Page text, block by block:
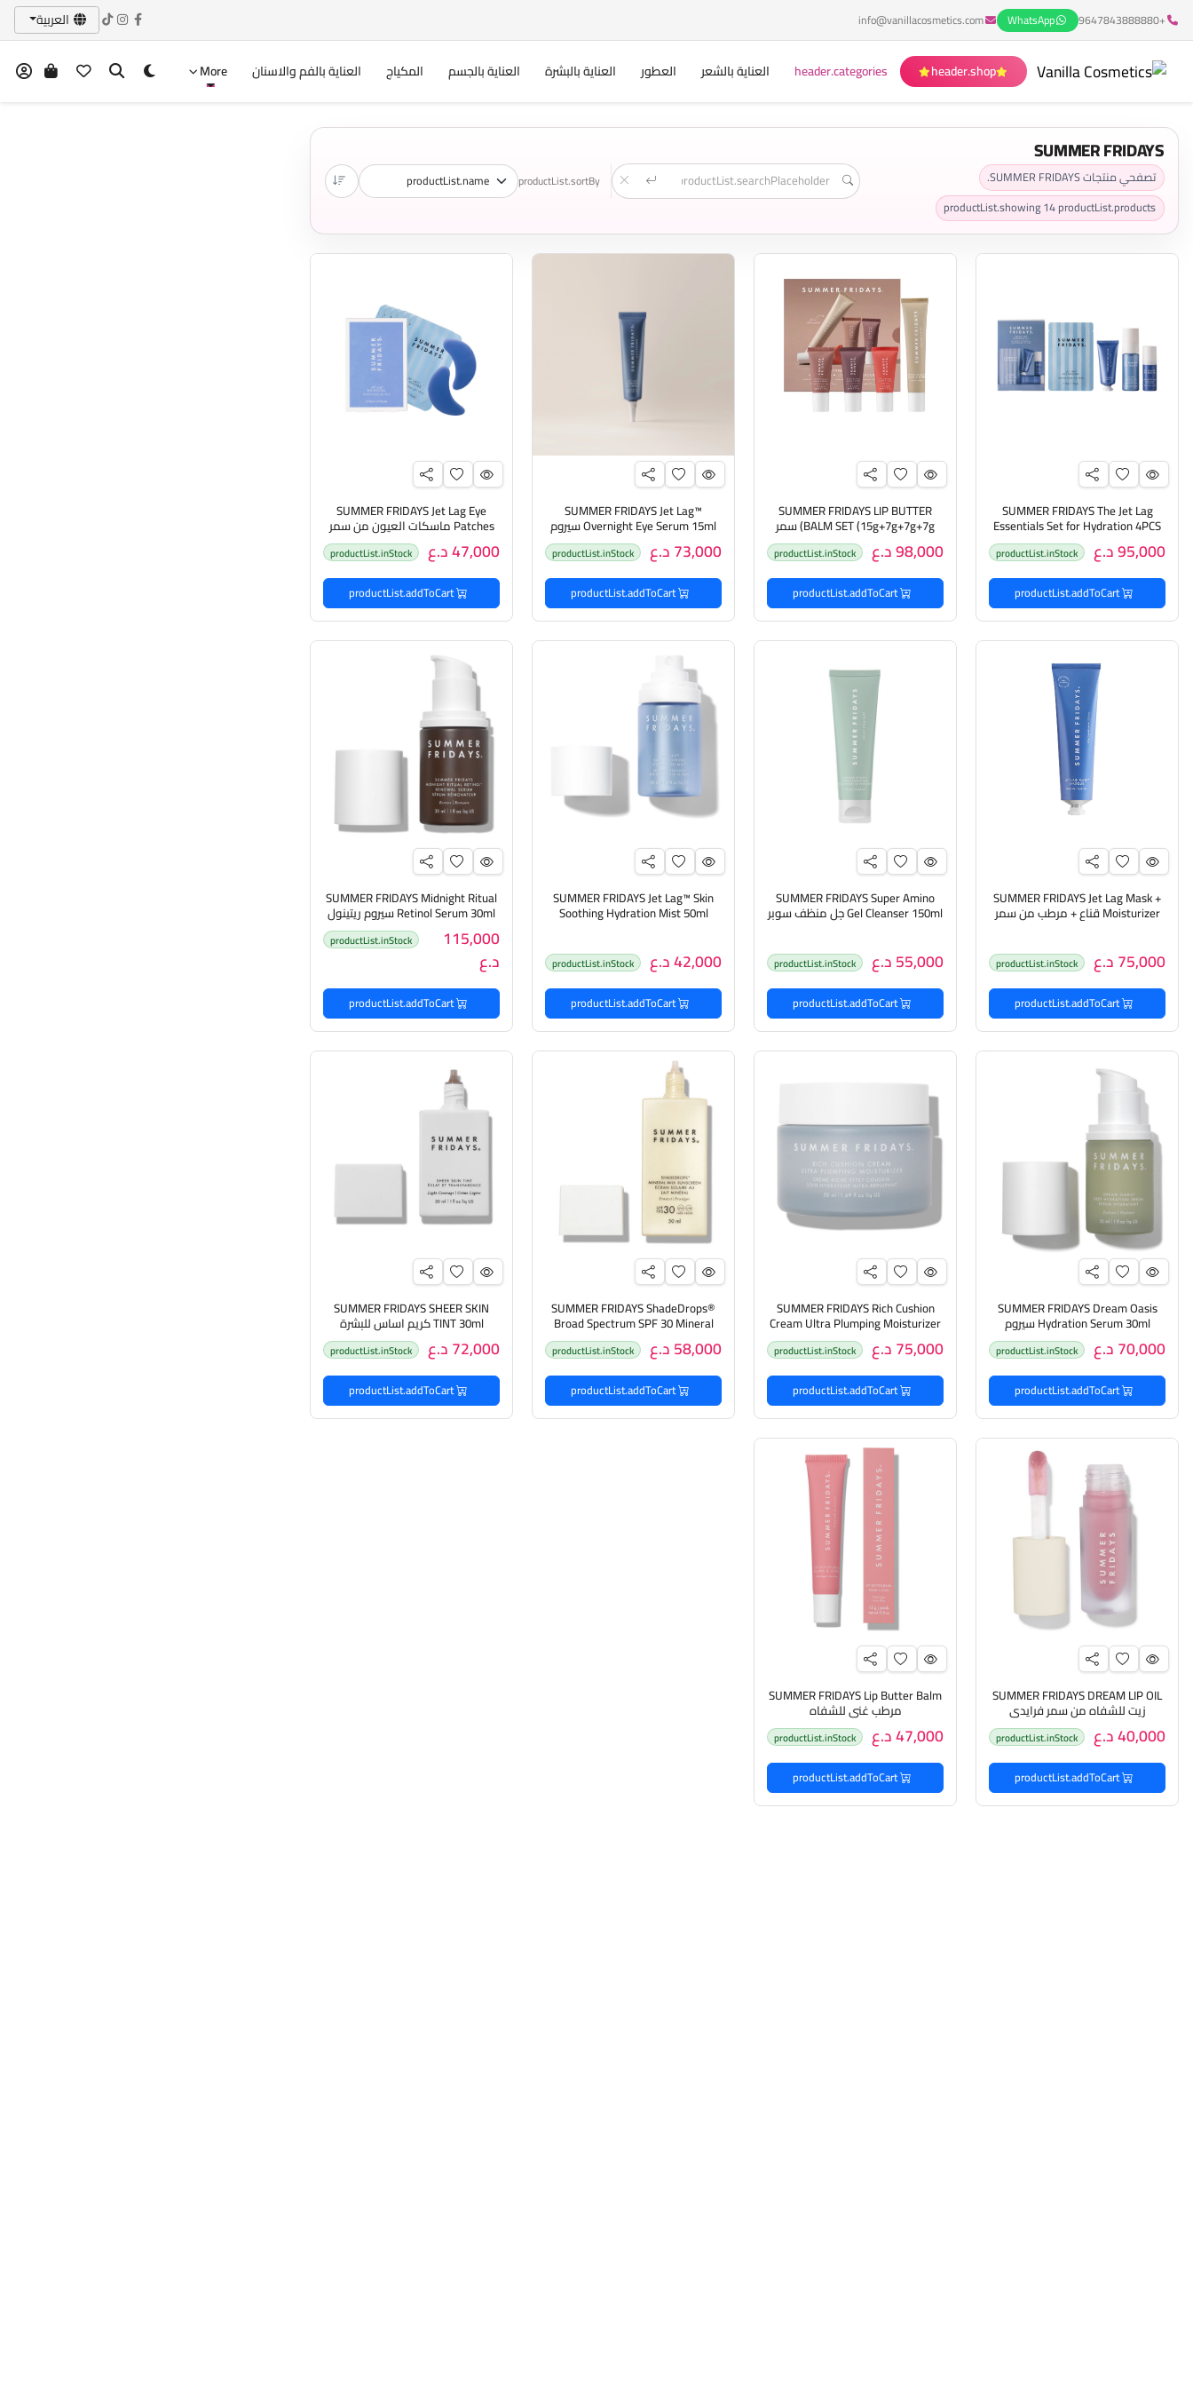
+9647843888880
WhatsApp
info@vanillacosmetics.com العربية
header.shop
header.categories العناية بالشعر العطور العناية بالبشرة العناية بالجسم المكياج العناية بالفم والاسنان More
SUMMER FRIDAYS
تصفحي منتجات SUMMER FRIDAYS.
productList.showing14productList.products
productList.sortBy
SUMMER FRIDAYS The Jet Lag
Essentials Set for Hydration 4PCS
سمر فرايديز مجموعة أساسيات
الترطيب 95,000 د.ع productList.inStock
productList.addToCart
SUMMER FRIDAYS LIP BUTTER
BALM SET (15g+7g+7g+7g) سمر
فرايدي مجموعة العناية بالشفاه
98,000 د.ع productList.inStock
productList.addToCart
SUMMER FRIDAYS Jet Lag™
Overnight Eye Serum 15ml سيروم
العيون الليلي من سمر فرايديز
73,000 د.ع productList.inStock
productList.addToCart
SUMMER FRIDAYS Jet Lag Eye
Patches ماسكات العيون من سمر
فرايديز 47,000 د.ع productList.inStock
productList.addToCart
SUMMER FRIDAYS Jet Lag Mask +
Moisturizer قناع + مرطب من سمر
فرايديز
75,000 د.ع productList.inStock
productList.addToCart
SUMMER FRIDAYS Super Amino
Gel Cleanser 150ml جل منظف سوبر
أمينو من سمر فرايديز
55,000 د.ع productList.inStock
productList.addToCart
SUMMER FRIDAYS Jet Lag™ Skin
Soothing Hydration Mist 50ml
42,000 د.ع productList.inStock
productList.addToCart
SUMMER FRIDAYS Midnight Ritual
Retinol Serum 30ml سيروم ريتينول
ميدنايت للبشرة115,000
د.ع
productList.inStock
productList.addToCart
SUMMER FRIDAYS Dream Oasis
Hydration Serum 30ml سيروم
مرطب غني للبشرة70,000 د.ع productList.inStock
productList.addToCart
SUMMER FRIDAYS Rich Cushion
Cream Ultra Plumping Moisturizer
50ml كريم مرطب وممتلئ للبشرة
75,000 د.ع productList.inStock
productList.addToCart
SUMMER FRIDAYS ShadeDrops®
Broad Spectrum SPF 30 Mineral
Milk Sunscreen 50ml واقي من
اشعة الشمس 58,000 د.ع productList.inStock
productList.addToCart
SUMMER FRIDAYS SHEER SKIN
TINT 30ml كريم اساس للبشرة
72,000 د.ع productList.inStock
productList.addToCart
SUMMER FRIDAYS DREAM LIP OIL
زيت للشفاه من سمر فرايدي
40,000 د.ع productList.inStock
productList.addToCart
SUMMER FRIDAYS Lip Butter Balm
مرطب غني للشفاه
47,000 د.ع productList.inStock
productList.addToCart